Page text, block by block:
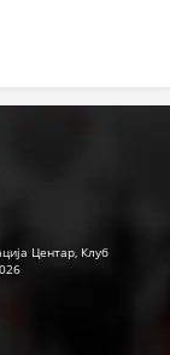
Центар, Клуб